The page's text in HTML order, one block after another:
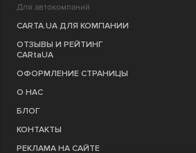
Для автокомпаний
CARTA.UA ДЛЯ КОМПАНИИ
ОТЗЫВЫ И РЕЙТИНГ
CARtaUA
ОФОРМЛЕНИЕ СТРАНИЦЫ
О НАС
БЛОГ
КОНТАКТЫ
РЕКЛАМА НА САЙТЕ